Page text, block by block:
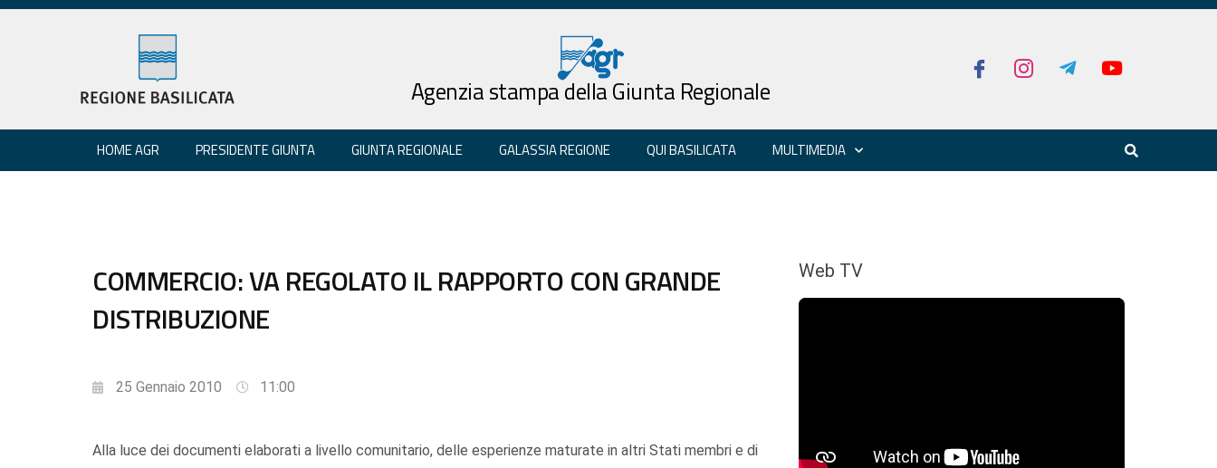
Agenzia stampa della Giunta Regionale
HOME AGR PRESIDENTE GIUNTA GIUNTA REGIONALE GALASSIA REGIONE QUI BASILICATA MULTIMEDIA
COMMERCIO: VA REGOLATO IL RAPPORTO CON GRANDE
DISTRIBUZIONE
25 Gennaio 2010 11:00
Alla luce dei documenti elaborati a livello comunitario, delle esperienze maturate in altri Stati membri e di
Web TV